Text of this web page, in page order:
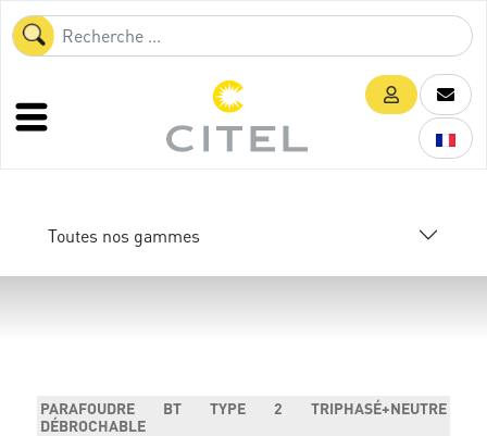
Toutes nos gammes
PARAFOUDRE BT TYPE 2 TRIPHASÉ+NEUTRE
DÉBROCHABLE